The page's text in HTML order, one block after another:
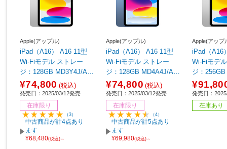
Apple(アップル)
iPad（A16） A16 11型
Wi-Fiモデル ストレー
ジ：128GB MD3Y4J/A
シルバー
¥74,800 (税込)
発売日：2025/03/12発売
在庫限り
（3）
中古商品が計4点あり
ます
¥68,480(税込)～
Apple(アップル)
iPad（A16） A16 11型
Wi-Fiモデル ストレー
ジ：128GB MD4A4J/A
ブルー
¥74,800 (税込)
発売日：2025/03/12発売
在庫限り
（4）
中古商品が計5点あり
ます
¥69,980(税込)～
Apple(アップ
iPad（A16
Wi-Fiモデル ストレ
ジ：
シルバー
発売日：
在庫あり